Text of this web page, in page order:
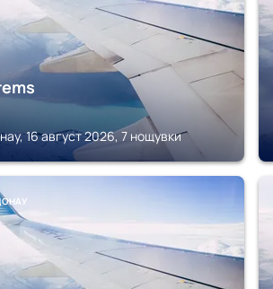
16 август 2026, 7 нощувки